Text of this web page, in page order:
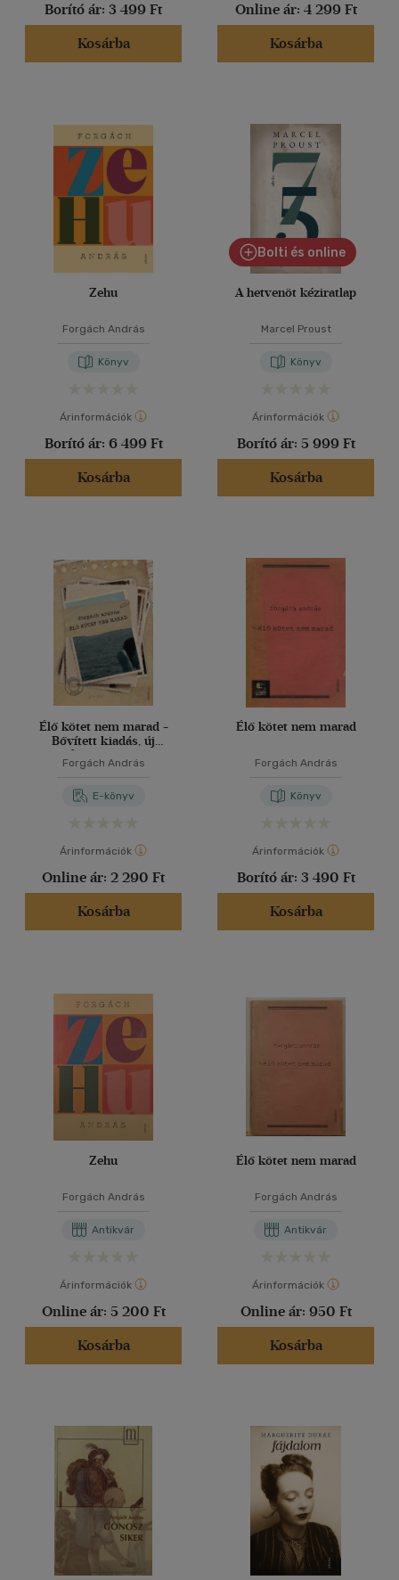
Borító ár: 3 499 Ft
Kosárba
Online ár: 4 299 Ft
Kosárba
Zehu
Forgách András
Könyv
Árinformációk
Borító ár: 6 499 Ft
Kosárba
Bolti és online
A hetvenöt kéziratlap
Marcel Proust
Könyv
Árinformációk
Borító ár: 5 999 Ft
Kosárba
Élő kötet nem marad -
Bővített kiadás, új
fejezetekkel
Forgách András
E-könyv
Árinformációk
Online ár: 2 290 Ft
Kosárba
Élő kötet nem marad
Forgách András
Könyv
Árinformációk
Borító ár: 3 490 Ft
Kosárba
Zehu
Forgách András
Antikvár
Árinformációk
Online ár: 5 200 Ft
Kosárba
Élő kötet nem marad
Forgách András
Antikvár
Árinformációk
Online ár: 950 Ft
Kosárba